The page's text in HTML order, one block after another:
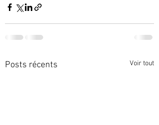
Posts récents Voir tout